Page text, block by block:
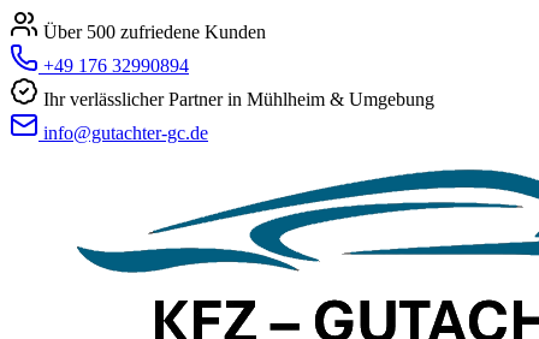
Über 500 zufriedene Kunden
+49 176 32990894
Ihr verlässlicher Partner in Mühlheim & Umgebung
info@gutachter-gc.de